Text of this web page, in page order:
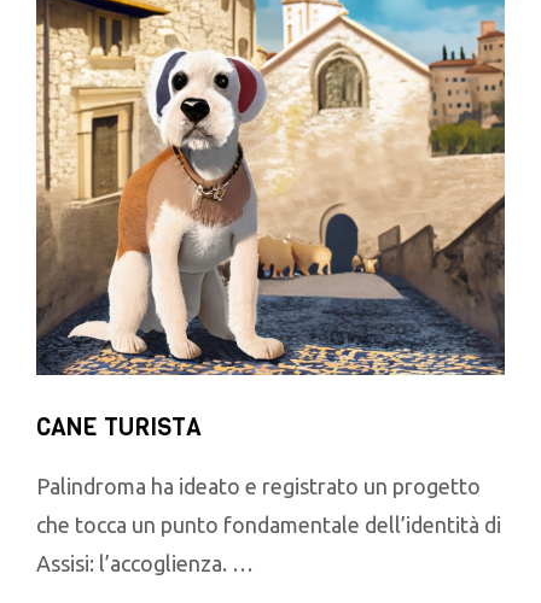
CANE TURISTA
Palindroma ha ideato e registrato un progetto
che tocca un punto fondamentale dell’identità di
Assisi: l’accoglienza. …